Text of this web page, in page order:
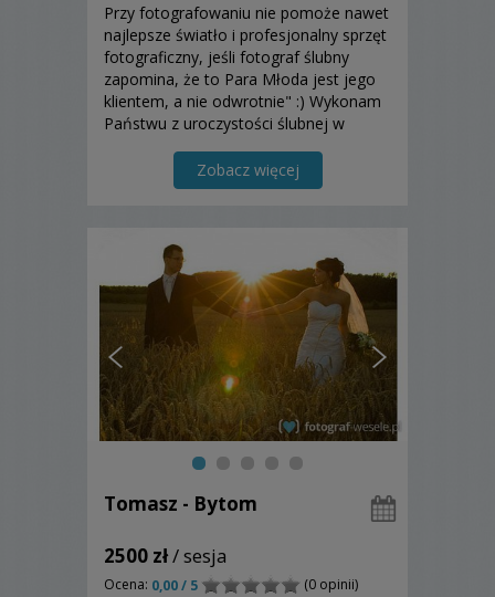
Przy fotografowaniu nie pomoże nawet
najlepsze światło i profesjonalny sprzęt
fotograficzny, jeśli fotograf ślubny
zapomina, że to Para Młoda jest jego
klientem, a nie odwrotnie" :) Wykonam
Państwu z uroczystości ślubnej w
ślubne o wysokiej jakości.
Zobacz więcej
Tomasz - Bytom
2500 zł/ sesja
Ocena: 0,00 / 5
(0 opinii)